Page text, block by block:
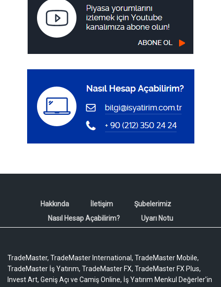
Hakkında İletişim
Şubelerimiz
Nasıl Hesap Açabilirim?
Uyarı Notu
TradeMaster, TradeMaster International, TradeMaster Mobile,
TradeMaster İş Yatırım, TradeMaster FX, TradeMaster FX Plus,
Invest Art, Geniş Açı ve Camiş Online, İş Yatırım Menkul Değerler'in